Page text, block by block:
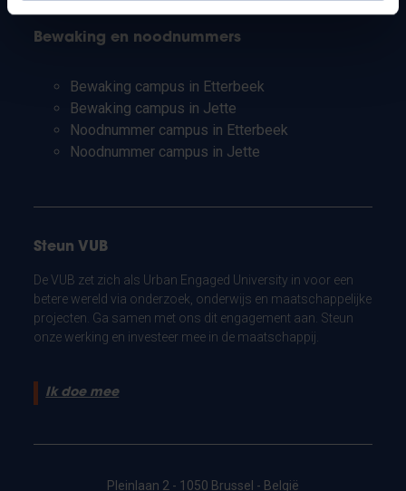
Bewaking en noodnummers
Bewaking campus in Etterbeek
Bewaking campus in Jette
Noodnummer campus in Etterbeek
Noodnummer campus in Jette
Steun VUB
De VUB zet zich als Urban Engaged University in voor een
betere wereld via onderzoek, onderwijs en maatschappelijke
projecten. Ga samen met ons dit engagement aan. Steun
onze werking en investeer mee in de maatschappij.
Ik doe mee
Pleinlaan 2 - 1050 Brussel - België